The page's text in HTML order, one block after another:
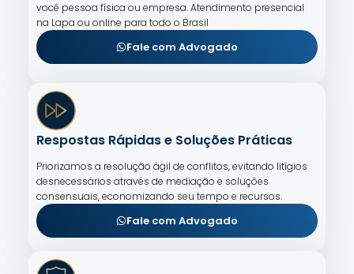
você pessoa física ou empresa. Atendimento presencial
na Lapa ou online para todo o Brasil
Fale com Advogado
Respostas Rápidas e Soluções Práticas
Priorizamos a resolução ágil de conflitos, evitando litígios
desnecessários através de mediação e soluções
consensuais, economizando seu tempo e recursos.
Fale com Advogado